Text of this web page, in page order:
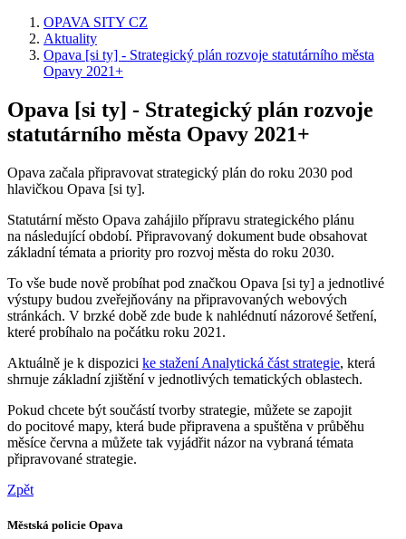
OPAVA SITY CZ
Aktuality
Opava [si ty] - Strategický plán rozvoje statutárního města
Opavy 2021+
Opava [si ty] - Strategický plán rozvoje
statutárního města Opavy 2021+
Opava začala připravovat strategický plán do roku 2030 pod
hlavičkou Opava [si ty].
Statutární město Opava zahájilo přípravu strategického plánu
na následující období. Připravovaný dokument bude obsahovat
základní témata a priority pro rozvoj města do roku 2030.
To vše bude nově probíhat pod značkou Opava [si ty] a jednotlivé
výstupy budou zveřejňovány na připravovaných webových
stránkách. V brzké době zde bude k nahlédnutí názorové šetření,
které probíhalo na počátku roku 2021.
Aktuálně je k dispozici ke stažení Analytická část strategie, která
shrnuje základní zjištění v jednotlivých tematických oblastech.
Pokud chcete být součástí tvorby strategie, můžete se zapojit
do pocitové mapy, která bude připravena a spuštěna v průběhu
měsíce června a můžete tak vyjádřit názor na vybraná témata
připravované strategie.
Zpět
Městská policie Opava